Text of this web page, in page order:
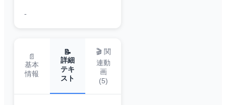
-
📄
基本
情報
📝
詳細
テキ
スト
🎬 関
連動
画
(5)